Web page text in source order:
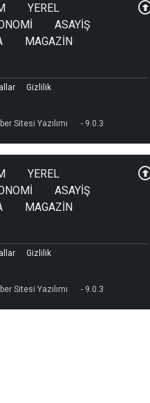
YEREL
ASAYİŞ
MAGAZİN
Sitesi Yazılımı - 9.0.3
Gizlilik
YEREL
ASAYİŞ
MAGAZİN
Sitesi Yazılımı - 9.0.3
Gizlilik